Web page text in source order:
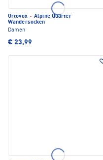
Ortovox · Alpine Quarter
Wandersocken
Damen
€ 23,99